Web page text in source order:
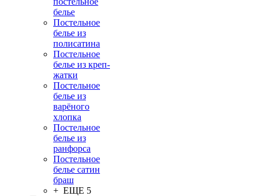
белье
Постельное
белье из
полисатина
Постельное
белье из креп-
жатки
Постельное
белье из
варёного
хлопка
Постельное
белье из
ранфорса
Постельное
белье сатин
браш
+ ЕЩЕ 5